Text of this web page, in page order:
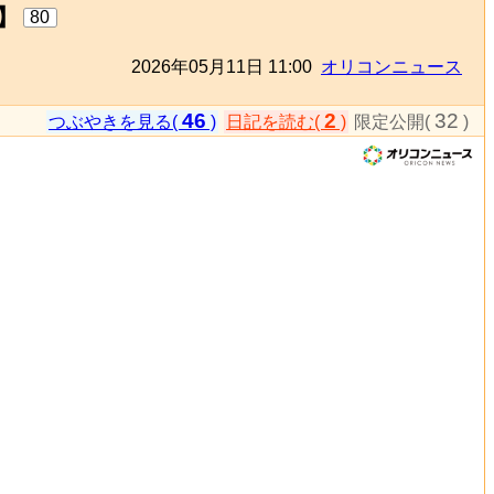
80
2026年05月11日 11:00 オリコンニュース
つぶやきを見る( 46 ) 日記を読む( 2 ) 限定公開( 32 )